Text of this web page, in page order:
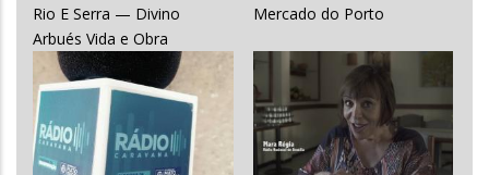
Rio E Serra — Divino
Arbués Vida e Obra
Mercado do Porto